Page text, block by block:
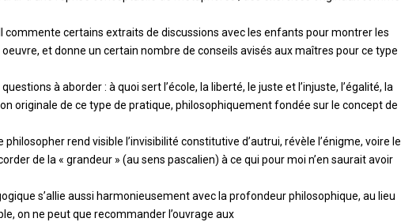
commente certains extraits de discussions avec les enfants pour montrer les
et donne un certain nombre de conseils avisés aux maîtres pour ce type
à aborder : à quoi sert l’école, la liberté, le juste et l’injuste, l’égalité, la
originale de ce type de pratique, philosophiquement fondée sur le concept de
rend visible l’invisibilité constitutive d’autrui, révèle l’énigme, voire le
de la « grandeur » (au sens pascalien) à ce qui pour moi n’en saurait avoir
s’allie aussi harmonieusement avec la profondeur philosophique, au lieu
on ne peut que recommander l’ouvrage aux